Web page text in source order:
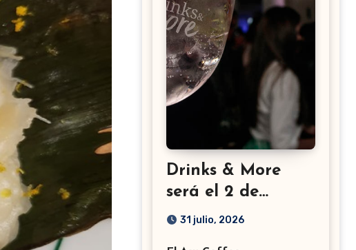
Drinks & More
será el 2 de
setiembre en el
31 julio, 2026